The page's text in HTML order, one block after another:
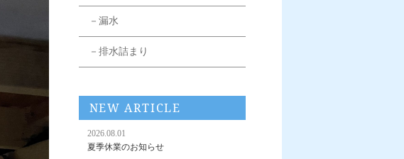
－漏水
－排水詰まり
NEW ARTICLE
2026.08.01
夏季休業のお知らせ